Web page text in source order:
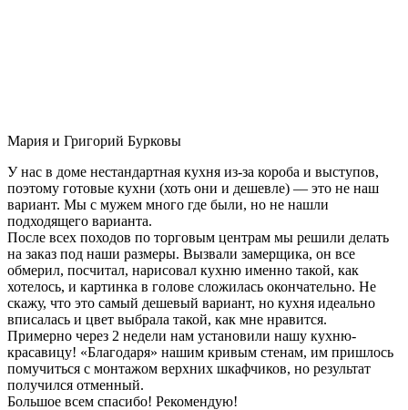
Мария и Григорий Бурковы
У нас в доме нестандартная кухня из-за короба и выступов,
поэтому готовые кухни (хоть они и дешевле) — это не наш
вариант. Мы с мужем много где были, но не нашли
подходящего варианта.
После всех походов по торговым центрам мы решили делать
на заказ под наши размеры. Вызвали замерщика, он все
обмерил, посчитал, нарисовал кухню именно такой, как
хотелось, и картинка в голове сложилась окончательно. Не
скажу, что это самый дешевый вариант, но кухня идеально
вписалась и цвет выбрала такой, как мне нравится.
Примерно через 2 недели нам установили нашу кухню-
красавицу! «Благодаря» нашим кривым стенам, им пришлось
помучиться с монтажом верхних шкафчиков, но результат
получился отменный.
Большое всем спасибо! Рекомендую!